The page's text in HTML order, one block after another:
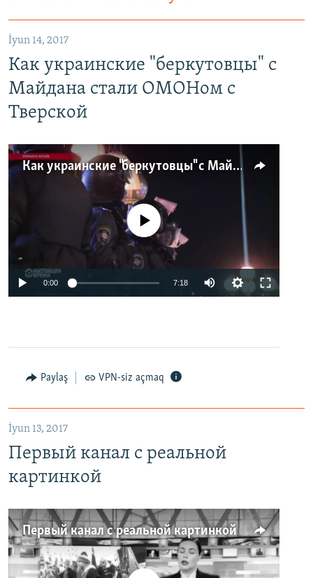
İyun 14, 2017
Как украинские "беркутовцы" с
Майдана стали ОМОНом с
Тверской
Как украинские "беркутовцы" с Майдана стали ОМОНом с Тверской
No media source currently available
0:00 7:18
Paylaş VPN-siz açmaq
İyun 13, 2017
Первый канал с реальной
картинкой
Первый канал с реальной картинкой